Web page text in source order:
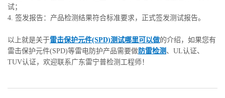
试；
4. 签发报告：产品检测结果符合标准要求，正式签发测试报告。
以上就是关于雷击保护元件(SPD)测试哪里可以做的介绍，如果您有
雷击保护元件(SPD)等雷电防护产品需要做防雷检测 、UL认证、
TUV认证，欢迎联系广东雷宁普检测工程师！